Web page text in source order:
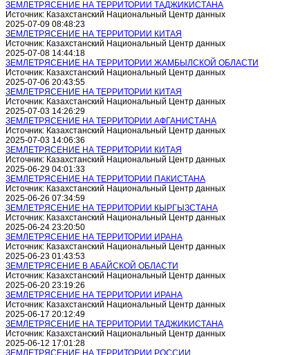
ЗЕМЛЕТРЯСЕНИЕ НА ТЕРРИТОРИИ ТАДЖИКИСТАНА
Источник: Казахстанский Национальный Центр данных
2025-07-09 08:48:23
ЗЕМЛЕТРЯСЕНИЕ НА ТЕРРИТОРИИ КИТАЯ
Источник: Казахстанский Национальный Центр данных
2025-07-08 14:44:18
ЗЕМЛЕТРЯСЕНИЕ НА ТЕРРИТОРИИ ЖАМБЫЛСКОЙ ОБЛАСТИ
Источник: Казахстанский Национальный Центр данных
2025-07-06 20:43:55
ЗЕМЛЕТРЯСЕНИЕ НА ТЕРРИТОРИИ КИТАЯ
Источник: Казахстанский Национальный Центр данных
2025-07-03 14:26:29
ЗЕМЛЕТРЯСЕНИЕ НА ТЕРРИТОРИИ АФГАНИСТАНА
Источник: Казахстанский Национальный Центр данных
2025-07-03 14:06:36
ЗЕМЛЕТРЯСЕНИЕ НА ТЕРРИТОРИИ КИТАЯ
Источник: Казахстанский Национальный Центр данных
2025-06-29 04:01:33
ЗЕМЛЕТРЯСЕНИЕ НА ТЕРРИТОРИИ ПАКИСТАНА
Источник: Казахстанский Национальный Центр данных
2025-06-26 07:34:59
ЗЕМЛЕТРЯСЕНИЕ НА ТЕРРИТОРИИ КЫРГЫЗСТАНА
Источник: Казахстанский Национальный Центр данных
2025-06-24 23:20:50
ЗЕМЛЕТРЯСЕНИЕ НА ТЕРРИТОРИИ ИРАНА
Источник: Казахстанский Национальный Центр данных
2025-06-23 01:43:53
ЗЕМЛЕТРЯСЕНИЕ В АБАЙСКОЙ ОБЛАСТИ
Источник: Казахстанский Национальный Центр данных
2025-06-20 23:19:26
ЗЕМЛЕТРЯСЕНИЕ НА ТЕРРИТОРИИ ИРАНА
Источник: Казахстанский Национальный Центр данных
2025-06-17 20:12:49
ЗЕМЛЕТРЯСЕНИЕ НА ТЕРРИТОРИИ ТАДЖИКИСТАНА
Источник: Казахстанский Национальный Центр данных
2025-06-12 17:01:28
ЗЕМЛЕТРЯСЕНИЕ НА ТЕРРИТОРИИ РОССИИ